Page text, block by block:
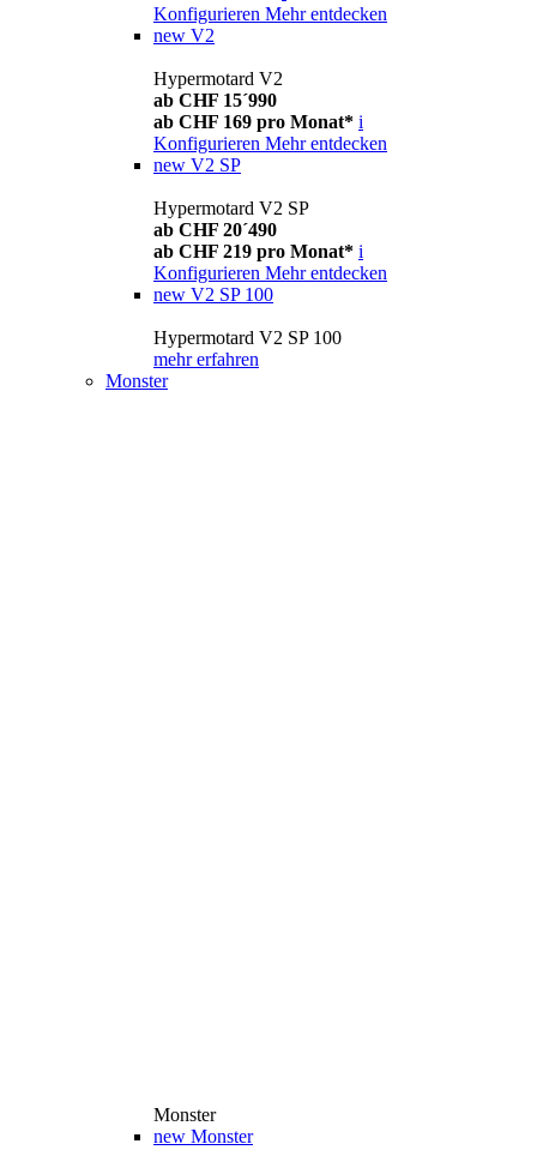
Konfigurieren Mehr entdecken
new V2
Hypermotard V2
ab CHF 15´990
ab CHF 169 pro Monat* i
Konfigurieren Mehr entdecken
new V2 SP
Hypermotard V2 SP
ab CHF 20´490
ab CHF 219 pro Monat* i
Konfigurieren Mehr entdecken
new V2 SP 100
Hypermotard V2 SP 100
mehr erfahren
Monster
Monster
new Monster